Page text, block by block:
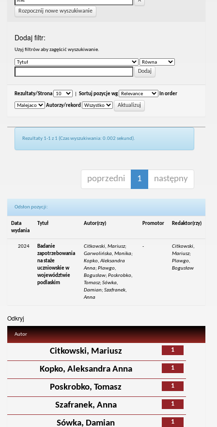
Rozpocznij nowe wyszukiwanie
Dodaj filtr:
Uzyj filtrów aby zagęścić wyszukiwanie.
Rezultaty/Strona Sortuj pozycje wg In order
Autorzy/rekord
Rezultaty 1-1 z 1 (Czas wyszukiwania: 0.002 sekund).
poprzedni 1 następny
Odsłon pozycji:
Data
wydania
Tytuł Autor(rzy) Promotor Redaktor(rzy)
2024
Badanie
zapotrzebowania
na staże
uczniowskie w
województwie
podlaskim
Citkowski, Mariusz;
Garwolińska, Monika;
Kopko, Aleksandra
Anna; Plawgo,
Bogusław; Poskrobko,
Tomasz; Sówka,
Damian; Szafranek,
Anna
-
Citkowski,
Mariusz;
Plawgo,
Bogusław
Odkryj
Autor
1
Citkowski, Mariusz
1
Kopko, Aleksandra Anna
1
Poskrobko, Tomasz
1
Szafranek, Anna
1
Sówka, Damian